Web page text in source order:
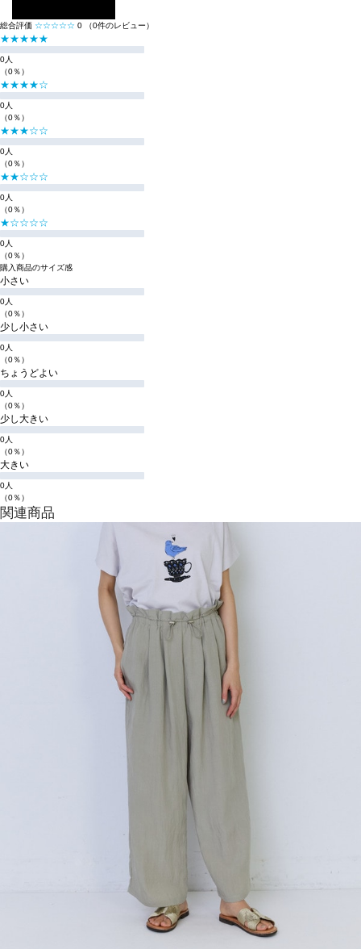
総合評価 ☆☆☆☆☆ 0 （0件のレビュー）
★★★★★
0人
（0％）
★★★★☆
0人
（0％）
★★★☆☆
0人
（0％）
★★☆☆☆
0人
（0％）
★☆☆☆☆
0人
（0％）
購入商品のサイズ感
小さい
0人
（0％）
少し小さい
0人
（0％）
ちょうどよい
0人
（0％）
少し大きい
0人
（0％）
大きい
0人
（0％）
関連商品